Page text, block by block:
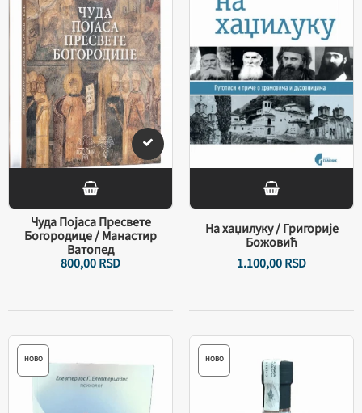
Чуда Појаса Пресвете
Богородице / Манастир
Ватопед
800,00RSD
На хаџилуку / Григорије
Божовић
1.100,00RSD
НОВО НОВО